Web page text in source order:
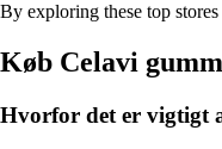
By exploring these top
Køb Celavi
Hvorfor det er vigtigt